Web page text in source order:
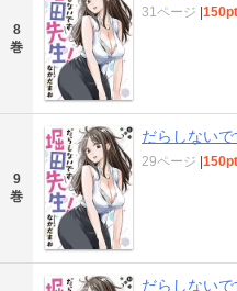
8
巻
31ページ |150pt
9
巻
だらしない
29ページ |150pt
だらしない